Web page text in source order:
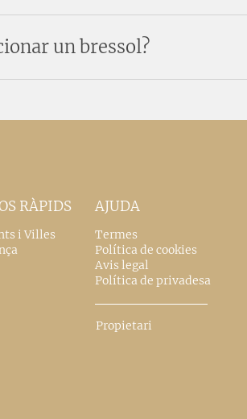
un bressol?
RÀPIDS
i Villes
AJUDA
Termes
Política de cookies
Avis legal
Política de privadesa
Propietari